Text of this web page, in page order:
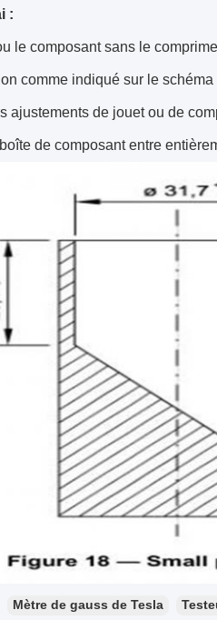
:
le composant sans le
comme indiqué sur le schéma
ajustements de jouet ou de
de composant entre
Mètre de gauss de Tesla